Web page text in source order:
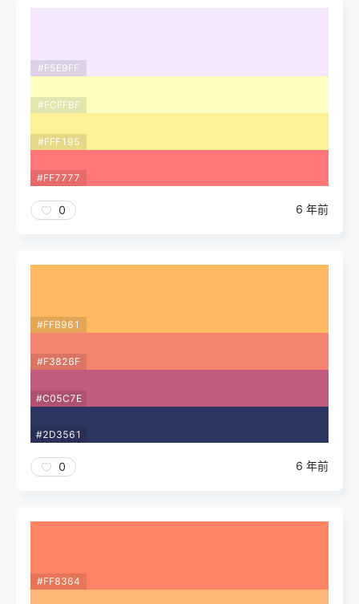
#F5E9FF
#FCFFBF
#FFF195
#FF7777
0 6 年前
#FFB961
#F3826F
#C05C7E
#2D3561
0 6 年前
#FF8364